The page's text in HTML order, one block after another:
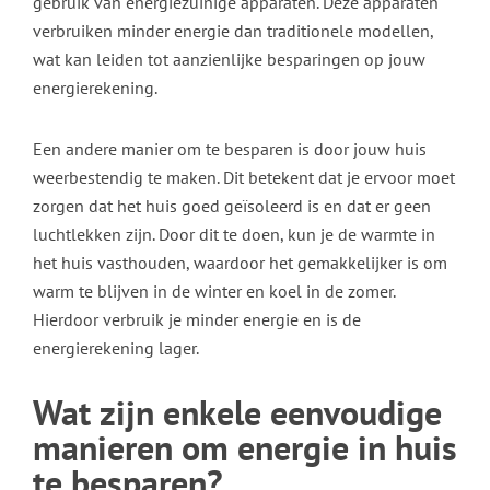
verbruiken minder energie dan traditionele modellen,
wat kan leiden tot aanzienlijke besparingen op jouw
energierekening.
Een andere manier om te besparen is door jouw huis
weerbestendig te maken. Dit betekent dat je ervoor moet
zorgen dat het huis goed geïsoleerd is en dat er geen
luchtlekken zijn. Door dit te doen, kun je de warmte in
het huis vasthouden, waardoor het gemakkelijker is om
warm te blijven in de winter en koel in de zomer.
Hierdoor verbruik je minder energie en is de
energierekening lager.
Wat zijn enkele eenvoudige
manieren om energie in huis